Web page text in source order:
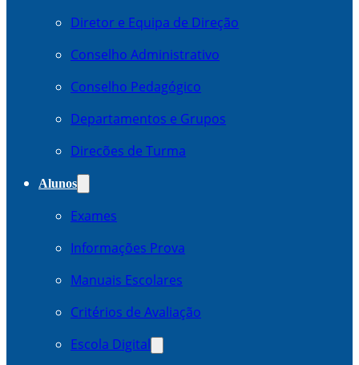
Diretor e Equipa de Direção
Conselho Administrativo
Conselho Pedagógico
Departamentos e Grupos
Direcões de Turma
Alunos
Exames
Informações Prova
Manuais Escolares
Critérios de Avaliação
Escola Digital